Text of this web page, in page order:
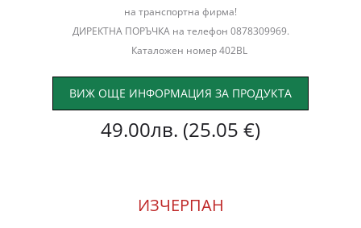
на транспортна фирма!
ДИРЕКТНА ПОРЪЧКА на телефон 0878309969.
Каталожен номер 402BL
ВИЖ ОЩЕ ИНФОРМАЦИЯ ЗА ПРОДУКТА
49.00лв. (25.05 €)
ИЗЧЕРПАН